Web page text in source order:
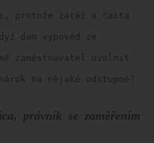
protože zátěž a častá
dám výpověd ze
zaměstnavatel uvolnit
na nějaké odstupné?
právník se zaměřením